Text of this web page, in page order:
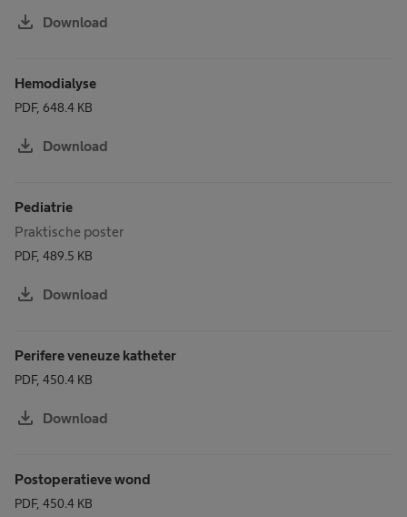
download Download
Hemodialyse
PDF, 648.4 KB
download Download
Pediatrie
Praktische poster
PDF, 489.5 KB
download Download
Perifere veneuze katheter
PDF, 450.4 KB
download Download
Postoperatieve wond
PDF, 450.4 KB